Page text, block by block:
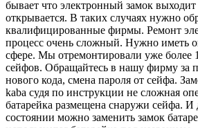
бывает что электронный замок
открывается. В таких случаях нужно
квалифицированные фирмы. Ремонт
процесс очень сложный. Нужно иметь
сфере. Мы отремонтировали уже более
сейфов. Обращайтесь в нашу фирму за
нового кода, смена пароля от сейфа.
kaba судя по инструкции не сложная
батарейка размещена снаружи сейфа. И
состоянии можно заменить замок